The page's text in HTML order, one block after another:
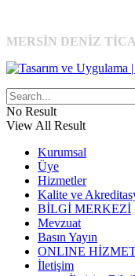
MERSİN DENİZ
No Result
View All Result
Kurumsal
Üye
Hizmetler
Kalite ve
BİLGİ MERKEZİ
Mevzuat
Basın Yayın
ONLINE
İletişim